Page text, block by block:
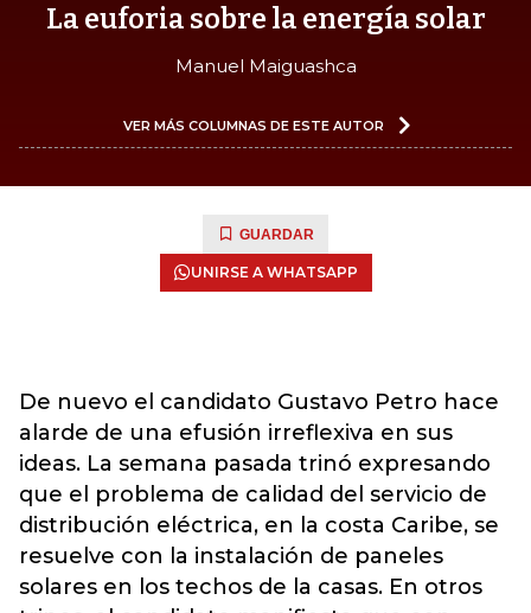
La euforia sobre la energía solar
Manuel Maiguashca
VER MÁS COLUMNAS DE ESTE AUTOR
GUARDAR
UNIRSE A WHATSAPP
De nuevo el candidato Gustavo Petro hace
alarde de una efusión irreflexiva en sus
ideas. La semana pasada trinó expresando
que el problema de calidad del servicio de
distribución eléctrica, en la costa Caribe, se
resuelve con la instalación de paneles
solares en los techos de la casas. En otros